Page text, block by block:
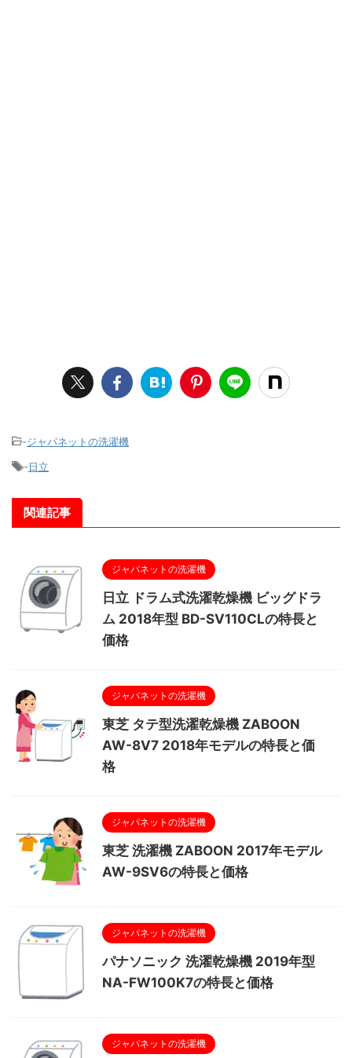
-ジャパネットの洗濯機
-日立
関連記事
ジャパネットの洗濯機
日立 ドラム式洗濯乾燥機 ビッグドラ
ム 2018年型 BD-SV110CLの特長と
価格
ジャパネットの洗濯機
東芝 タテ型洗濯乾燥機 ZABOON
AW-8V7 2018年モデルの特長と価
格
ジャパネットの洗濯機
東芝 洗濯機 ZABOON 2017年モデル
AW-9SV6の特長と価格
ジャパネットの洗濯機
パナソニック 洗濯乾燥機 2019年型
NA-FW100K7の特長と価格
ジャパネットの洗濯機